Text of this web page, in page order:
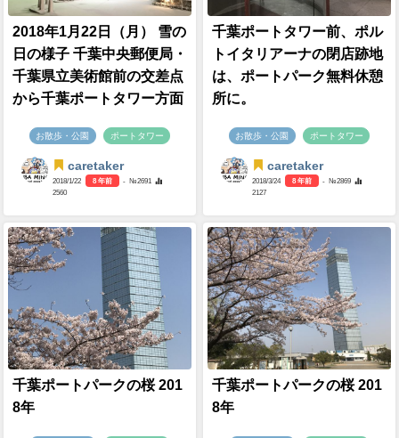
2018年1月22日（月） 雪の
日の様子 千葉中央郵便局・
千葉県立美術館前の交差点
から千葉ポートタワー方面
お散歩・公園 ポートタワー
caretaker
2018/1/22 8 年前
- №2691
2560
千葉ポートタワー前、ポル
トイタリアーナの閉店跡地
は、ポートパーク無料休憩
所に。
お散歩・公園 ポートタワー
caretaker
2018/3/24 8 年前
- №2869
2127
千葉ポートパークの桜 201
8年
千葉ポートパークの桜 201
8年